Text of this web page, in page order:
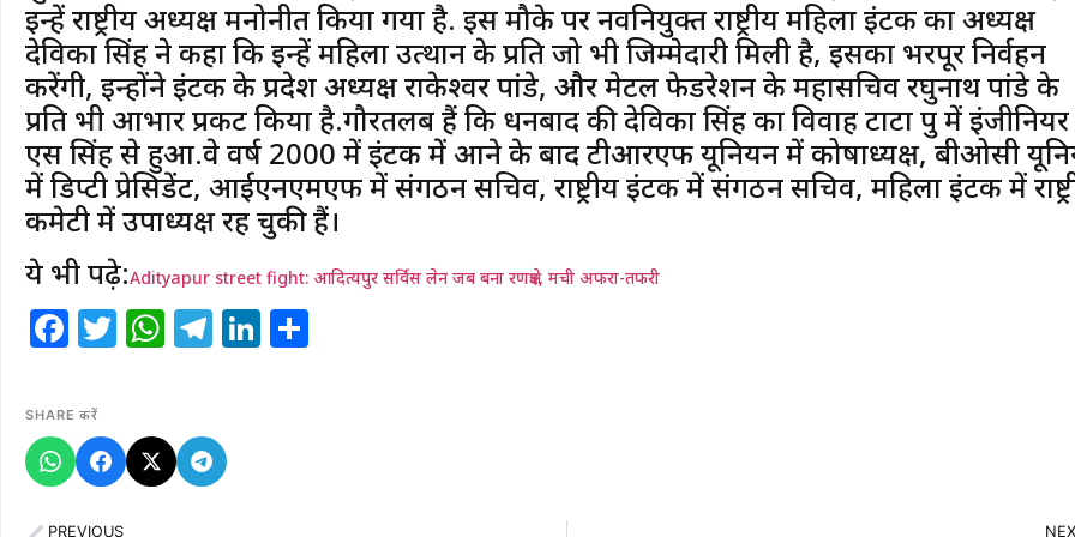
इन्हें राष्ट्रीय अध्यक्ष मनोनीत किया गया है. इस मौके पर नवनियुक्त राष्ट्रीय महिला इंटक का अध्यक्ष
देविका सिंह ने कहा कि इन्हें महिला उत्थान के प्रति जो भी जिम्मेदारी मिली है, इसका भरपूर निर्वहन
करेंगी, इन्होंने इंटक के प्रदेश अध्यक्ष राकेश्वर पांडे, और मेटल फेडरेशन के महासचिव रघुनाथ पांडे के
प्रति भी आभार प्रकट किया है.गौरतलब हैं कि धनबाद की देविका सिंह का विवाह टाटा ग्रुप में इंजीनियर
एस सिंह से हुआ.वे वर्ष 2000 में इंटक में आने के बाद टीआरएफ यूनियन में कोषाध्यक्ष, बीओसी
में डिप्टी प्रेसिडेंट, आईएनएमएफ में संगठन सचिव, राष्ट्रीय इंटक में संगठन सचिव, महिला इंटक में
कमेटी में उपाध्यक्ष रह चुकी हैं।
ये भी पढ़े:Adityapur street fight: आदित्यपुर सर्विस लेन जब बना रणक्षेत्र, मची अफरा-तफरी
Facebook
Twitter
WhatsApp
Telegram
LinkedIn
SHARE करें
PREVIOUS